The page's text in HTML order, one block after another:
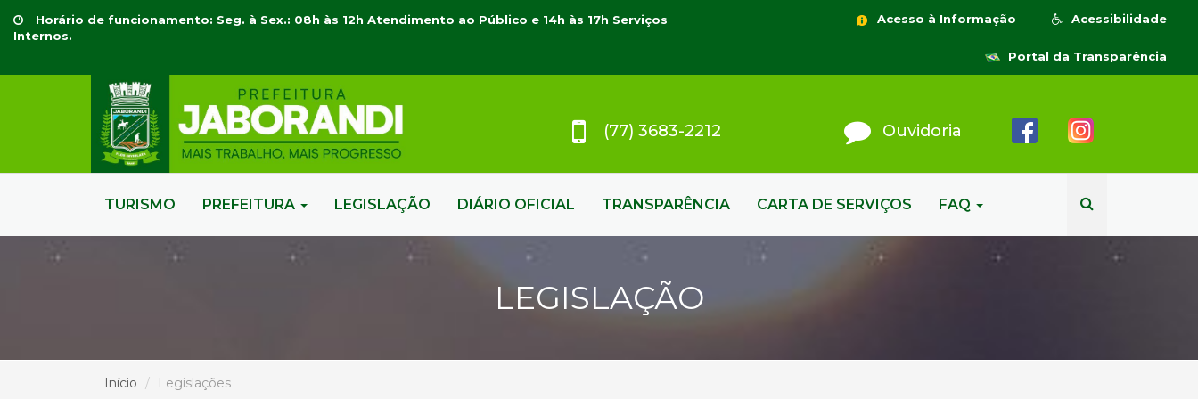
Horário de funcionamento: Seg. à Sex.: 08h às 12h Atendimento ao Público e 14h às 17h Serviços
Internos.
Acessibilidade
Acesso à Informação
Portal da Transparência
(77) 3683-2212 Ouvidoria
TURISMO PREFEITURA LEGISLAÇÃO DIÁRIO OFICIAL TRANSPARÊNCIA CARTA DE SERVIÇOS FAQ
LEGISLAÇÃO
Início Legislações